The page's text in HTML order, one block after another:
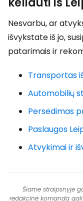
Nesvarbu, ar
išvykstate iš jo,
patarimais ir
Transportas
Automobilių
Persėdimas
Paslaugos
Atvykimai ir
Šiame straipsnyje
redakcinė komanda